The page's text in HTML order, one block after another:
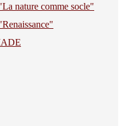
nature comme socle"